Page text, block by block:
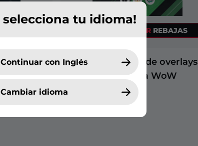
selecciona tu idioma!
Continuar con Inglés
Cambiar idioma
de
STREAMSUMMER REBAJAS
Robot Paquetes de overlays
para Stream para WoW